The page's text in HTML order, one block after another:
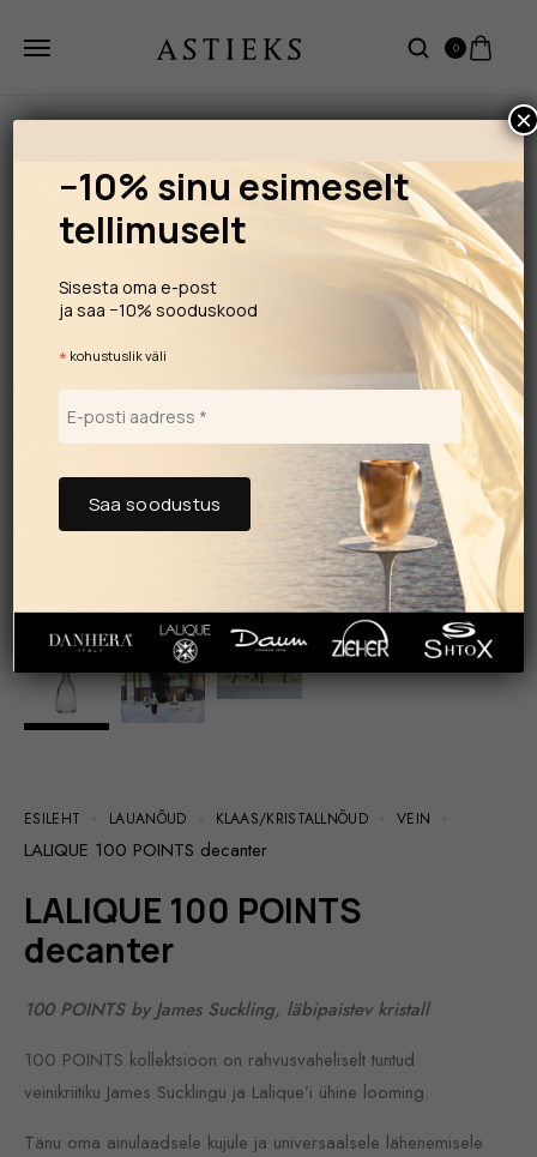
0
ESILEHT LAUANÕUD KLAAS/KRISTALLNÕUD VEIN
LALIQUE 100 POINTS decanter
LALIQUE 100 POINTS
decanter
100 POINTS by James Suckling, läbipaistev kristall
100 POINTS kollektsioon on rahvusvaheliselt tuntud
veinikriitiku James Sucklingu ja Lalique’i ühine loom­ing.
Tänu oma ainulaadsele kujule ja universaalsele lähenemisele
−10% sinu esimeselt
tellimuselt
Sisesta oma e-post
ja saa −10% sooduskood
* kohustuslik väli
×